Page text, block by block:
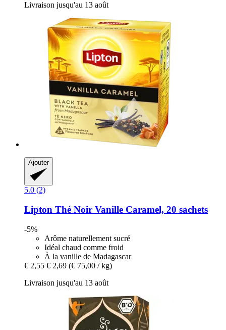
Livraison jusqu'au 13 août
Ajouter
5.0 (2)
Lipton Thé Noir Vanille Caramel, 20 sachets
-5%
Arôme naturellement sucré
Idéal chaud comme froid
À la vanille de Madagascar
€ 2,55 € 2,69 (€ 75,00 / kg)
Livraison jusqu'au 13 août